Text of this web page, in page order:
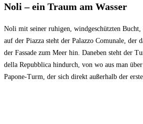
Noli – ein Traum am Wasser
Noli mit seiner ruhigen, windgeschützten Bucht,
auf der Piazza steht der Palazzo Comunale,
der Fassade zum Meer hin. Daneben steht der
della Repubblica hindurch, von wo aus man
Papone-Turm, der sich direkt außerhalb der